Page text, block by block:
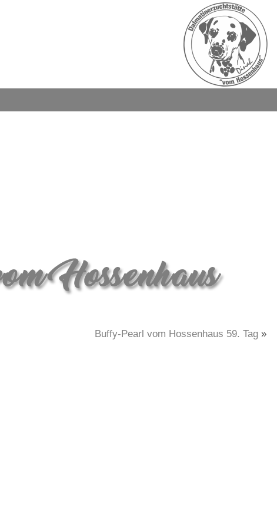
Buffy-Pearl vom Hossenhaus 59. Tag»